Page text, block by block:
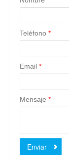
Teléfono *
Email *
Mensaje *
Enviar